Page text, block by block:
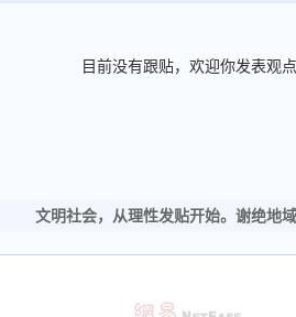
目前没有跟贴，欢迎你发表观点
文明社会，从理性发贴开始。谢绝地